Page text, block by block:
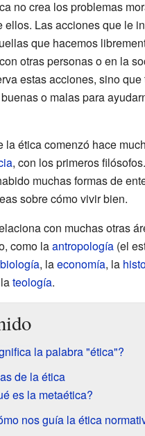
no crea los problemas
ellos. Las acciones que le
que hacemos
otras personas o en la
estas acciones, sino
o malas para
la ética comenzó hace
, con los primeros
muchas formas de
sobre cómo vivir bien.
con muchas otras
como laantropología (el
biología, laeconomía, la
teología.
la palabra "ética"?
de la ética
es la metaética?
nos guía la ética